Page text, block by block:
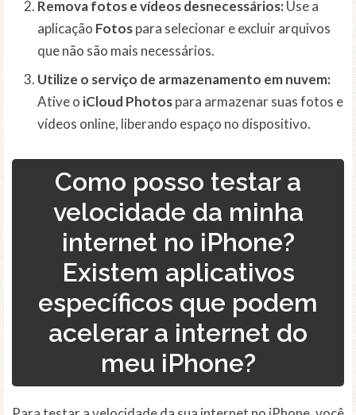
Remova fotos e vídeos desnecessários:Use a
aplicação Fotospara selecionar e excluir arquivos
que não são mais necessários.
Utilize o serviço de armazenamento em nuvem:
Ative o iCloud Photospara armazenar suas fotos e
vídeos online, liberando espaço no dispositivo.
Como posso testar a
velocidade da minha
internet no iPhone?
Existem aplicativos
específicos que podem
acelerar a internet do
meu iPhone?